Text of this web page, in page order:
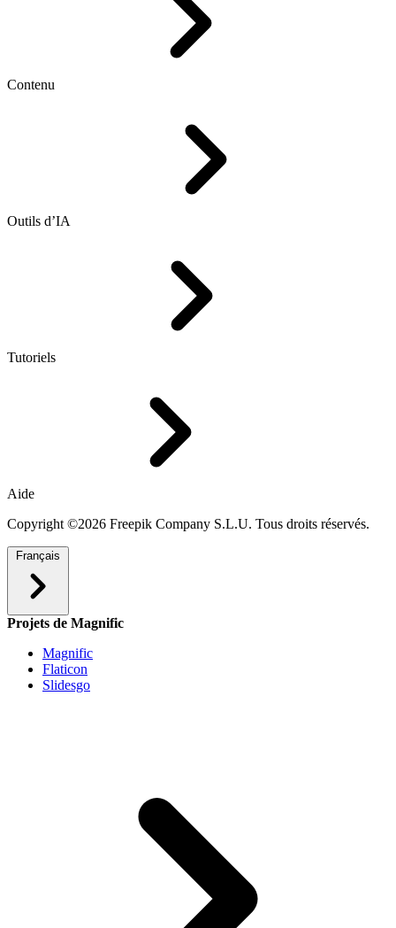
Contenu
Outils d’IA
Tutoriels
Aide
Copyright ©2026 Freepik Company S.L.U. Tous droits réservés.
Français
Projets de Magnific
Magnific
Flaticon
Slidesgo